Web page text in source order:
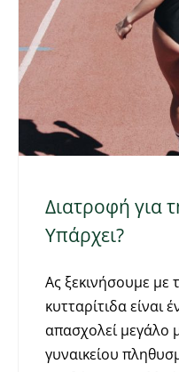
Διατροφή για
Υπάρχει?
Ας ξεκινήσουμε με
κυτταρίτιδα είναι
απασχολεί μεγάλο
γυναικείου